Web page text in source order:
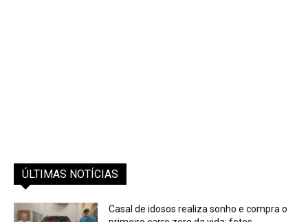
ÚLTIMAS NOTÍCIAS
Casal de idosos realiza sonho e compra o